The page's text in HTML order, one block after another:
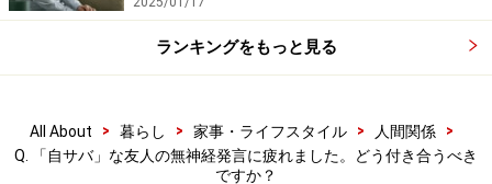
ランキングをもっと見る
All About > 暮らし > 家事・ライフスタイル > 人間関係
>
Q. 「自サバ」な友人の無神経発言に疲れました。どう付き合うべき
ですか？